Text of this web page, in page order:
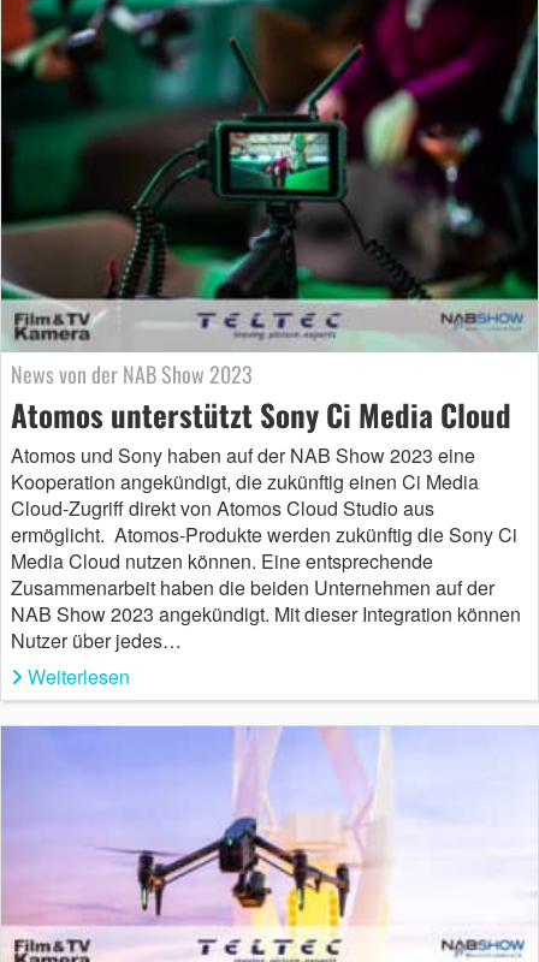
News von der NAB Show 2023
Atomos unterstützt Sony Ci Media Cloud
Atomos und Sony haben auf der NAB Show 2023 eine
Kooperation angekündigt, die zukünftig einen Ci Media
Cloud-Zugriff direkt von Atomos Cloud Studio aus
ermöglicht. Atomos-Produkte werden zukünftig die Sony Ci
Media Cloud nutzen können. Eine entsprechende
Zusammenarbeit haben die beiden Unternehmen auf der
NAB Show 2023 angekündigt. Mit dieser Integration können
Nutzer über jedes…
Weiterlesen